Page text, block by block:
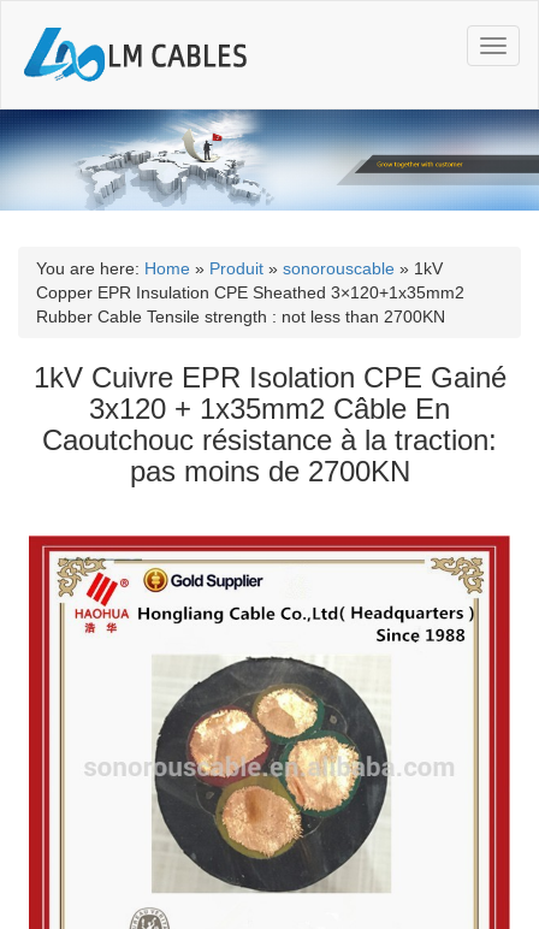
T
o
g
l
n
a
o
You are here: Home » Produit » sonorouscable » 1kV
Copper EPR Insulation CPE Sheathed 3×120+1x35mm2
Rubber Cable Tensile strength : not less than 2700KN
1kV Cuivre EPR Isolation CPE Gainé
3x120 + 1x35mm2 Câble En
Caoutchouc résistance à la traction:
pas moins de 2700KN